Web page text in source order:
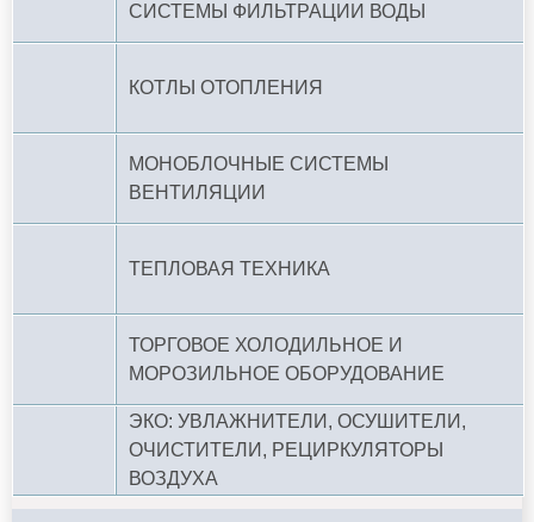
СИСТЕМЫ ФИЛЬТРАЦИИ ВОДЫ
КОТЛЫ ОТОПЛЕНИЯ
МОНОБЛОЧНЫЕ СИСТЕМЫ
ВЕНТИЛЯЦИИ
ТЕПЛОВАЯ ТЕХНИКА
ТОРГОВОЕ ХОЛОДИЛЬНОЕ И
МОРОЗИЛЬНОЕ ОБОРУДОВАНИЕ
ЭКО: УВЛАЖНИТЕЛИ, ОСУШИТЕЛИ,
ОЧИСТИТЕЛИ, РЕЦИРКУЛЯТОРЫ
ВОЗДУХА